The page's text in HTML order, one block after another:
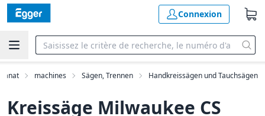
Connexion
machines Sägen, Trennen Handkreissägen und Tauchsägen
Kreissäge Milwaukee CS